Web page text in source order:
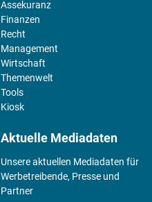
Assekuranz
Finanzen
Recht
Management
Wirtschaft
Themenwelt
Tools
Kiosk
Aktuelle Mediadaten
Unsere aktuellen Mediadaten für
Werbetreibende, Presse und
Partner